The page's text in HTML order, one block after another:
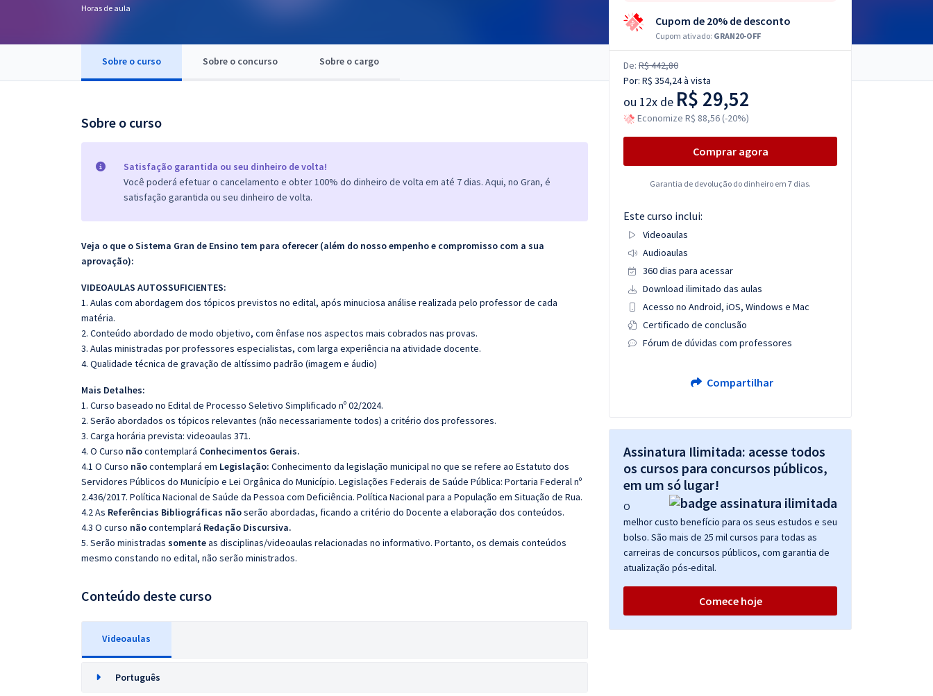
OAB
Questões grátis
Conteúdo gratuito
Horas de aula
Sobre o curso Sobre o concurso Sobre o cargo
Sobre o curso
Satisfação garantida ou seu dinheiro de volta!
Você poderá efetuar o cancelamento e obter 100% do dinheiro de volta em até 7 dias. Aqui, no Gran, é
satisfação garantida ou seu dinheiro de volta.
Veja o que o Sistema Gran de Ensino tem para oferecer (além do nosso empenho e compromisso com a sua
aprovação):
VIDEOAULAS AUTOSSUFICIENTES:
1. Aulas com abordagem dos tópicos previstos no edital, após minuciosa análise realizada pelo professor de cada
matéria.
2. Conteúdo abordado de modo objetivo, com ênfase nos aspectos mais cobrados nas provas.
3. Aulas ministradas por professores especialistas, com larga experiência na atividade docente.
4. Qualidade técnica de gravação de altíssimo padrão (imagem e áudio)
Mais Detalhes:
1. Curso baseado no Edital de Processo Seletivo Simplificado nº 02/2024.
2. Serão abordados os tópicos relevantes (não necessariamente todos) a critério dos professores.
3. Carga horária prevista: videoaulas 371.
4. O Curso nãocontemplará Conhecimentos Gerais.
4.1 O Curso nãocontemplará em Legislação: Conhecimento da legislação municipal no que se refere ao Estatuto dos
Servidores Públicos do Município e Lei Orgânica do Município. Legislações Federais de Saúde Pública: Portaria Federal nº
2.436/2017. Política Nacional de Saúde da Pessoa com Deficiência. Política Nacional para a População em Situação de Rua.
4.2 As Referências Bibliográficas nãoserão abordadas, ficando a critério do Docente a elaboração dos conteúdos.
4.3 O curso nãocontemplará Redação Discursiva.
5. Serão ministradas somenteas disciplinas/videoaulas relacionadas no informativo. Portanto, os demais conteúdos
mesmo constando no edital, não serão ministrados.
Conteúdo deste curso
Videoaulas
Português
Cupom de 20% de desconto
Cupom ativado: GRAN20-OFF
De: R$ 442,80
Por: R$ 354,24à vista
ou 12x de R$ 29,52
Economize R$ 88,56 (-20%)
Comprar agora
Garantia de devolução do dinheiro em 7 dias.
Este curso inclui:
Videoaulas
Audioaulas
360 dias para acessar
Download ilimitado das aulas
Acesso no Android, iOS, Windows e Mac
Certificado de conclusão
Fórum de dúvidas com professores
Compartilhar
Assinatura Ilimitada: acesse todos
os cursos para concursos públicos,
em um só lugar!
O
melhor custo benefício para os seus estudos e seu
bolso. São mais de 25 mil cursos para todas as
carreiras de concursos públicos, com garantia de
atualização pós-edital.
Comece hoje